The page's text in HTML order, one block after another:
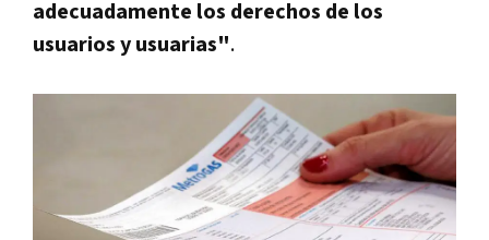
adecuadamente los derechos de los
usuarios y usuarias".